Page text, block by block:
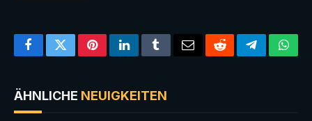
FacebookTwitterPinterestLinkedInTumblrEmailRedditTelegram
ÄHNLICHE NEUIGKEITEN